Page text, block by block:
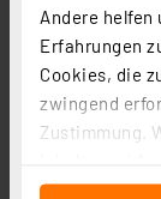
Andere helfen
Erfahrungen
Cookies, die
zwingend
Zustimmung.
für soziale